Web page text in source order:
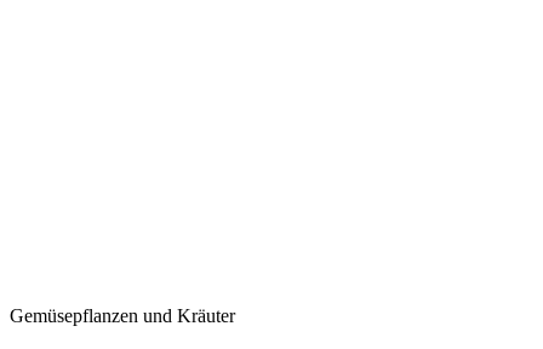
Gemüsepflanzen und Kräuter